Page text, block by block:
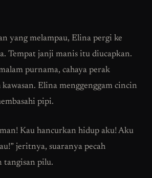
yang melampau, Elina pergi ke
Tempat janji manis itu diucapkan.
purnama, cahaya perak
Elina menggenggam cincin
pipi.
Kau hancurkan hidup aku! Aku
jeritnya, suaranya pecah
tangisan pilu.